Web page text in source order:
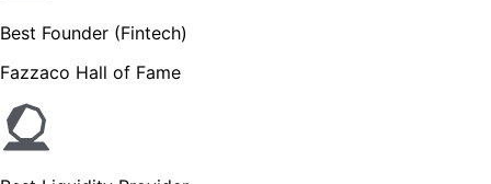
Best Founder (Fintech)
Fazzaco Hall of Fame